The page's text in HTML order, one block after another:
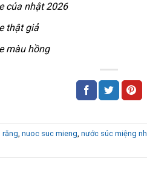
của nhật 2026
thật giả
màu hồng
răng nuoc suc mieng nước súc miệng